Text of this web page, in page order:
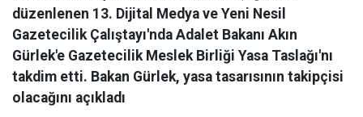
düzenlenen 13. Dijital Medya ve Yeni Nesil
Gazetecilik Çalıştayı'nda Adalet Bakanı Akın
Gürlek'e Gazetecilik Meslek Birliği Yasa Taslağı'nı
takdim etti. Bakan Gürlek, yasa tasarısının takipçisi
olacağını açıkladı